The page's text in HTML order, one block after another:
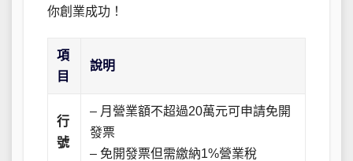
你創業成功！
項
目
說明
行
號
– 月營業額不超過20萬元可申請免開
發票
– 免開發票但需繳納1%營業稅